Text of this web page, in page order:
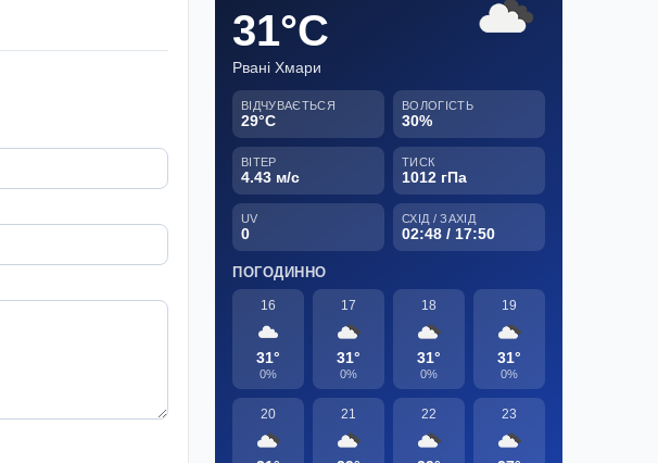
31°C
Рвані Хмари
ВІДЧУВАЄТЬСЯ
29°C
ВОЛОГІСТЬ
30%
ВІТЕР
4.43 м/с
ТИСК
1012 гПа
UV
0
СХІД / ЗАХІД
02:48 / 17:50
ПОГОДИННО
16
31°
0%
17
31°
0%
18
31°
0%
19
31°
0%
20 21 22 23